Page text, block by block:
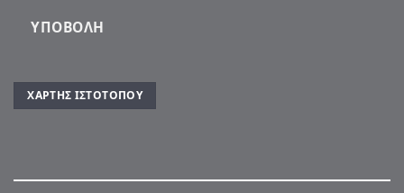
ΥΠΟΒΟΛΉ
ΧΆΡΤΗΣ ΙΣΤΌΤΟΠΟΥ